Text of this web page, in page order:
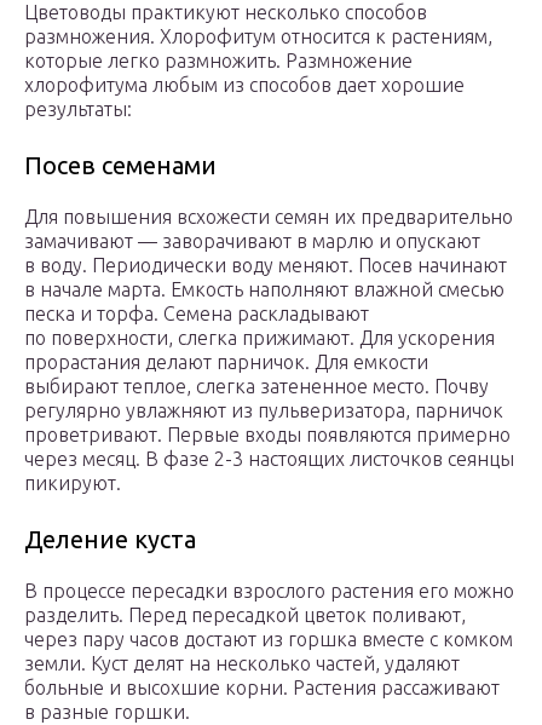
Цветоводы практикуют несколько способов
размножения. Хлорофитум относится к растениям,
которые легко размножить. Размножение
хлорофитума любым из способов дает хорошие
результаты:
Посев семенами
Для повышения всхожести семян их предварительно
замачивают — заворачивают в марлю и опускают
в воду. Периодически воду меняют. Посев начинают
в начале марта. Емкость наполняют влажной смесью
песка и торфа. Семена раскладывают
по поверхности, слегка прижимают. Для ускорения
прорастания делают парничок. Для емкости
выбирают теплое, слегка затененное место. Почву
регулярно увлажняют из пульверизатора, парничок
проветривают. Первые входы появляются примерно
через месяц. В фазе 2-3 настоящих листочков сеянцы
пикируют.
Деление куста
В процессе пересадки взрослого растения его можно
разделить. Перед пересадкой цветок поливают,
через пару часов достают из горшка вместе с комком
земли. Куст делят на несколько частей, удаляют
больные и высохшие корни. Растения рассаживают
в разные горшки.